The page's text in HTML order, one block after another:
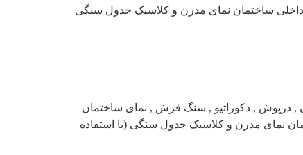
ساختمان نمای مدرن و کلاسیک جدول سنگی
درپوش , دکوراتیو , سنگ فرش , نمای ساختمان
نمای مدرن و کلاسیک جدول سنگی (با استفاده